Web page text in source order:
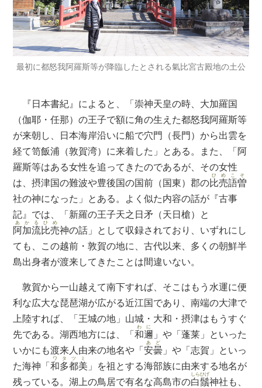
最初に都怒我阿羅斯等が降臨したとされる氣比宮古殿地の土公
『日本書紀』によると、「崇神天皇の時、大加羅国
（伽耶・任那）の王子で額に角の生えた都怒我阿羅斯等
が来朝し、日本海岸沿いに船で穴門（長門）から出雲を
経て笥飯浦（敦賀湾）に来着した」とある。また、「阿
羅斯等はある女性を追ってきたのであるが、その女性
は、摂津国の難波や豊後国の国前（国東）郡の比売語曽
ひめこそ
社の神になった」とある。よく似た内容の話が『古事
記』では、「新羅の王子天之日矛（天日槍）と
阿加流比売
あかるひめ
神の話」として収録されており、いずれにし
ても、この越前・敦賀の地に、古代以来、多くの朝鮮半
島出身者が渡来してきたことは間違いない。
敦賀から一山越えて南下すれば、そこはもう水運に便
利な広大な琵琶湖が広がる近江国であり、南端の大津で
上陸すれば、「王城の地」山城・大和・摂津はもうすぐ
先である。湖西地方には、「和邇
わに
」や「蓬莱」といった
いかにも渡来人由来の地名や「安曇
あど
」や「志賀」といっ
た海神「和多都美
ワタツミ
」を祖とする海部族に由来する地名が
残っている。湖上の鳥居で有名な高島市の白鬚
しらひげ
神社も、